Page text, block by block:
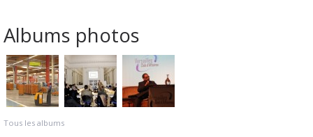
Albums photos
Tous les albums